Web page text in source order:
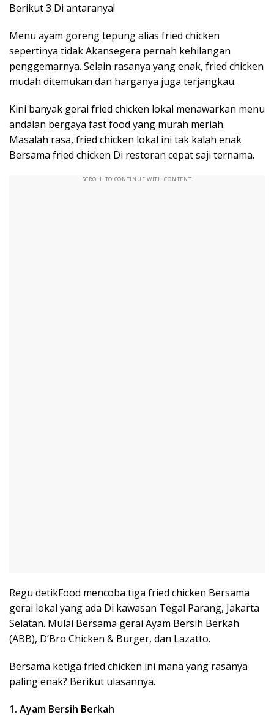
Berikut 3 Di antaranya!
Menu ayam goreng tepung alias fried chicken
sepertinya tidak Akansegera pernah kehilangan
penggemarnya. Selain rasanya yang enak, fried chicken
mudah ditemukan dan harganya juga terjangkau.
Kini banyak gerai fried chicken lokal menawarkan menu
andalan bergaya fast food yang murah meriah.
Masalah rasa, fried chicken lokal ini tak kalah enak
Bersama fried chicken Di restoran cepat saji ternama.
SCROLL TO CONTINUE WITH CONTENT
Regu detikFood mencoba tiga fried chicken Bersama
gerai lokal yang ada Di kawasan Tegal Parang, Jakarta
Selatan. Mulai Bersama gerai Ayam Bersih Berkah
(ABB), D’Bro Chicken & Burger, dan Lazatto.
Bersama ketiga fried chicken ini mana yang rasanya
paling enak? Berikut ulasannya.
1. Ayam Bersih Berkah